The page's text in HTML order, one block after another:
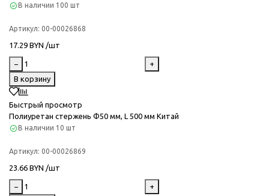
В наличии 100 шт
Артикул: 00-00026868
17.29 BYN /шт
−
+
В корзину
Быстрый просмотр
Полиуретан стержень Ф50 мм, L 500 мм Китай
В наличии 10 шт
Артикул: 00-00026869
23.66 BYN /шт
−
+